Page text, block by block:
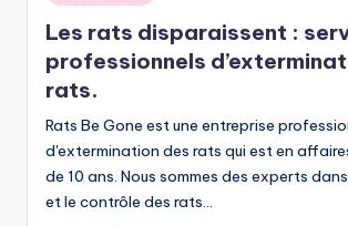
in
Les rats disparaissent :
professionnels
rats.
Rats Be Gone est une entreprise
d'extermination des rats qui est en
de 10 ans. Nous sommes des experts
et le contrôle des rats…